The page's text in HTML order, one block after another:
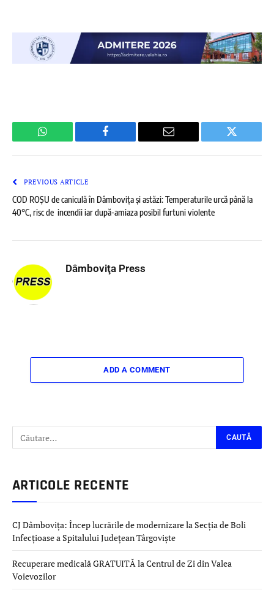
WhatsApp Facebook Email Twitter
PREVIOUS ARTICLE
COD ROȘU de caniculă în Dâmbovița și astăzi: Temperaturile urcă până la
40°C, risc de incendii iar după-amiaza posibil furtuni violente
Dâmboviţa Press
ADD A COMMENT
ARTICOLE RECENTE
CJ Dâmbovița: Încep lucrările de modernizare la Secția de Boli
Infecțioase a Spitalului Județean Târgoviște
Recuperare medicală GRATUITĂ la Centrul de Zi din Valea
Voievozilor